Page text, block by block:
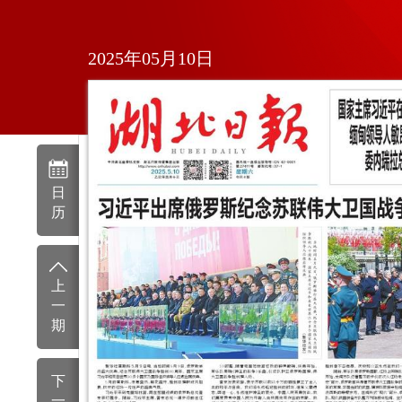
日
历
上
一
期
下
2025年05月10日